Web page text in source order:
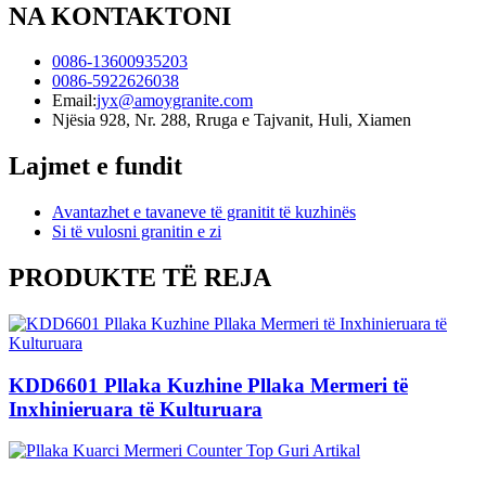
NA KONTAKTONI
0086-13600935203
0086-5922626038
Email:jyx@amoygranite.com
Njësia 928, Nr. 288, Rruga e Tajvanit, Huli, Xiamen
Lajmet e fundit
Avantazhet e tavaneve të granitit të kuzhinës
Si të vulosni granitin e zi
PRODUKTE TË REJA
KDD6601 Pllaka Kuzhine Pllaka Mermeri të
Inxhinieruara të Kulturuara